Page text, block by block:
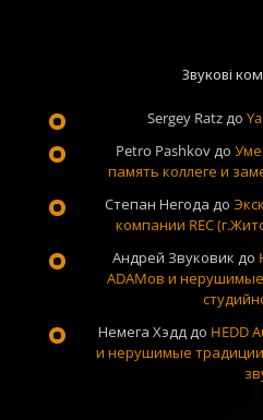
Звукові
Sergey Ratzдо
Petro Pashkovдо
память коллеге и
Степан Негода до
компании REC
Андрей Звуковик до
ADAMов и
Немега Хэдддо HEDD
и нерушимые традиции